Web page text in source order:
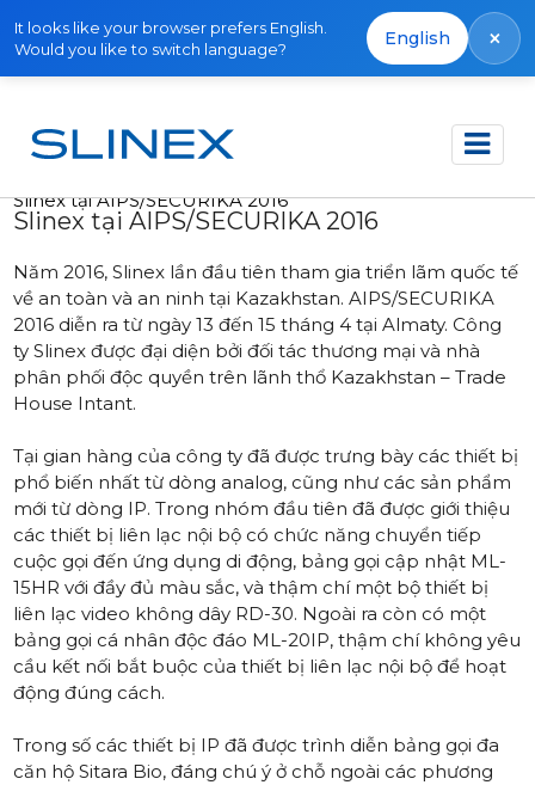
It looks like your browser prefers English.
Would you like to switch language?
English ×
Trang chủ Tin tức
Slinex tại AIPS/SECURIKA 2016
Slinex tại AIPS/SECURIKA 2016
Năm 2016, Slinex lần đầu tiên tham gia triển lãm quốc tế
về an toàn và an ninh tại Kazakhstan. AIPS/SECURIKA
2016 diễn ra từ ngày 13 đến 15 tháng 4 tại Almaty. Công
ty Slinex được đại diện bởi đối tác thương mại và nhà
phân phối độc quyền trên lãnh thổ Kazakhstan – Trade
House Intant.
Tại gian hàng của công ty đã được trưng bày các thiết bị
phổ biến nhất từ dòng analog, cũng như các sản phẩm
mới từ dòng IP. Trong nhóm đầu tiên đã được giới thiệu
các thiết bị liên lạc nội bộ có chức năng chuyển tiếp
cuộc gọi đến ứng dụng di động, bảng gọi cập nhật ML-
15HR với đầy đủ màu sắc, và thậm chí một bộ thiết bị
liên lạc video không dây RD-30. Ngoài ra còn có một
bảng gọi cá nhân độc đáo ML-20IP, thậm chí không yêu
cầu kết nối bắt buộc của thiết bị liên lạc nội bộ để hoạt
động đúng cách.
Trong số các thiết bị IP đã được trình diễn bảng gọi đa
căn hộ Sitara Bio, đáng chú ý ở chỗ ngoài các phương